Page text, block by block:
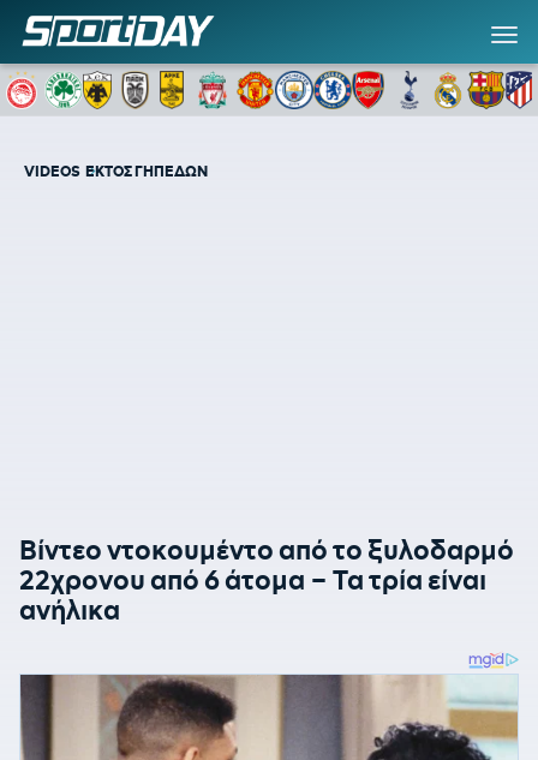
VIDEOS ΕΚΤΟΣ ΓΗΠΕΔΩΝ
Βίντεο ντοκουμέντο από το ξυλοδαρμό
22χρονου από 6 άτομα – Τα τρία είναι
ανήλικα